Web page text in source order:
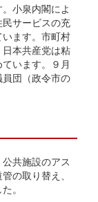
小泉内閣によ
サービスの充
ます。市町村
本共産党は粘
います。９月
団（政令市の
共施設のアス
の取り替え、
。